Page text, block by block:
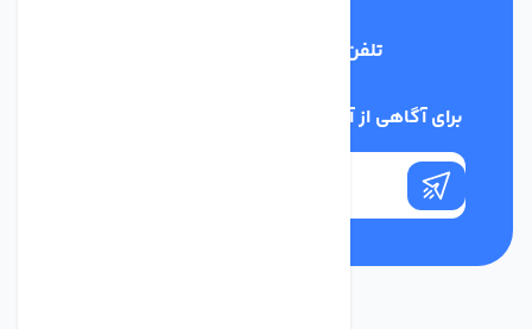
تلفن پشتیبانی
برای آگاهی از آخرین اخبار در خبرنامه ما عضو شوید